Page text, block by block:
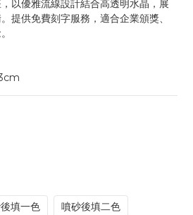
以優雅流線設計結合高透明水晶，展
提供免費刻字服務，適合企業頒獎、
填一色 噴砂後填二色